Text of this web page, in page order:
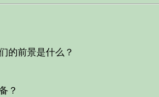
的前景是什么？
？